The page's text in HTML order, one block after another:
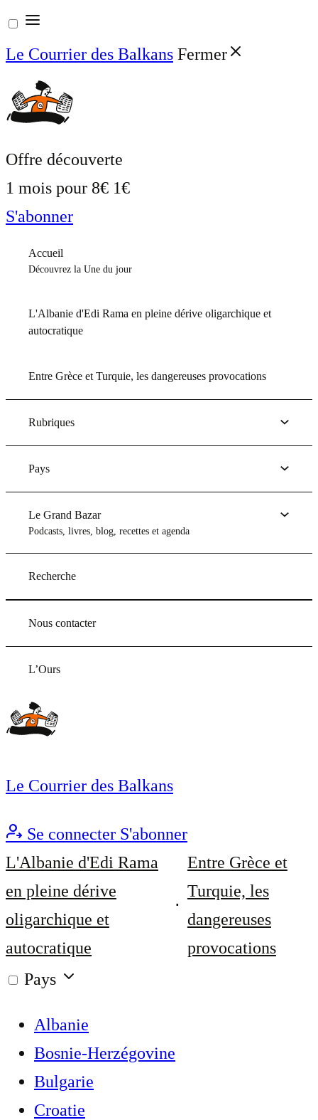
Aller
au
contenu
Le Courrier des Balkans Fermer
Offre découverte
1 mois pour 8€ 1€
S'abonner
Accueil
Découvrez la Une du jour
L'Albanie d'Edi Rama en pleine dérive oligarchique et
autocratique
Entre Grèce et Turquie, les dangereuses provocations
Rubriques
Pays
Le Grand Bazar
Podcasts, livres, blog, recettes et agenda
Recherche
Nous contacter
L’Ours
Le Courrier des Balkans
Se connecter S'abonner
L'Albanie d'Edi Rama
en pleine dérive
oligarchique et
autocratique
Entre Grèce et
Turquie, les
dangereuses
provocations
Pays
Albanie
Bosnie-Herzégovine
Bulgarie
Croatie